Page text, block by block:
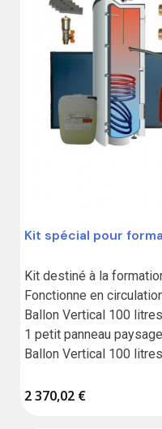
Kit spécial pour
Kit destiné à la
Fonctionne en
Ballon Vertical 100 litres
1 petit panneau
Ballon Vertical 100 litres
2 370,02 €